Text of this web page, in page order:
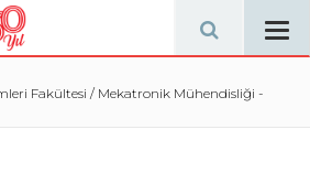
Fakültesi / Mekatronik Mühendisliği -